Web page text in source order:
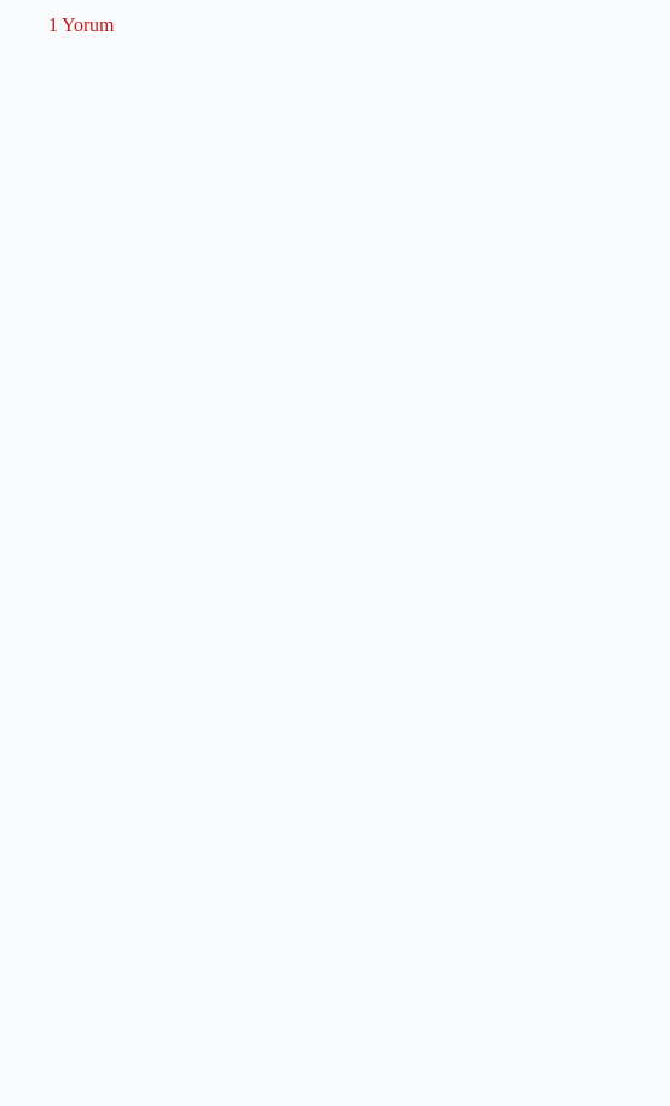
1 Yorum